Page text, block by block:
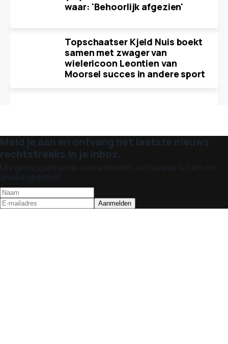
waar: 'Behoorlijk afgezien'
Topschaatser Kjeld Nuis boekt
samen met zwager van
wielericoon Leontien van
Moorsel succes in andere sport
Meld je aan en ontvang het laatste nieuws
rechtstreeks in je inbox.
Mis geen spannende evenementen, exclusieve tickets en
unieke updates!